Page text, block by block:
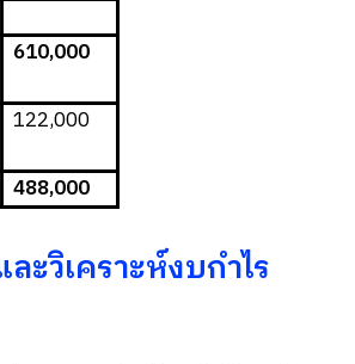
610,000
122,000
488,000
ะวิเคราะห์งบกำไร